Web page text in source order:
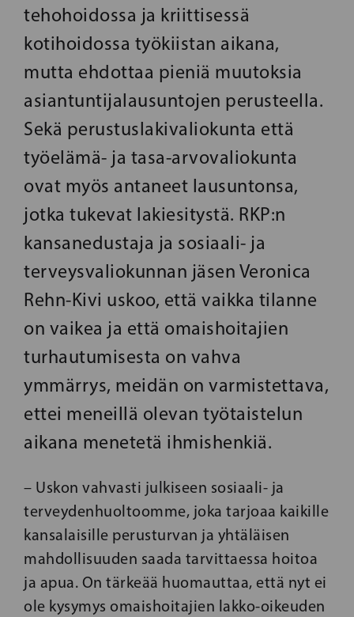
tehohoidossa ja kriittisessä
kotihoidossa työkiistan aikana,
mutta ehdottaa pieniä muutoksia
asiantuntijalausuntojen perusteella.
Sekä perustuslakivaliokunta että
työelämä- ja tasa-arvovaliokunta
ovat myös antaneet lausuntonsa,
jotka tukevat lakiesitystä. RKP:n
kansanedustaja ja sosiaali- ja
terveysvaliokunnan jäsen Veronica
Rehn-Kivi uskoo, että vaikka tilanne
on vaikea ja että omaishoitajien
turhautumisesta on vahva
ymmärrys, meidän on varmistettava,
ettei meneillä olevan työtaistelun
aikana menetetä ihmishenkiä.
– Uskon vahvasti julkiseen sosiaali- ja
terveydenhuoltoomme, joka tarjoaa kaikille
kansalaisille perusturvan ja yhtäläisen
mahdollisuuden saada tarvittaessa hoitoa
ja apua. On tärkeää huomauttaa, että nyt ei
ole kysymys omaishoitajien lakko-oikeuden